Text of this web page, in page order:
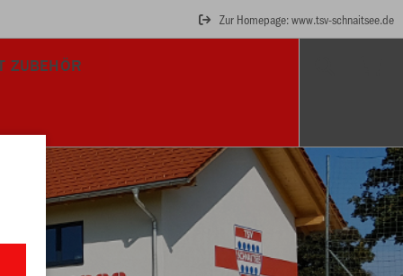
Zur Homepage: www.tsv-schnaitsee.de
ZUBEHÖR